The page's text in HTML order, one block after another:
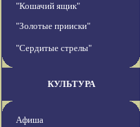
"Кошачий ящик"
"Золотые прииски"
"Сердитые стрелы"
КУЛЬТУРА
Афиша